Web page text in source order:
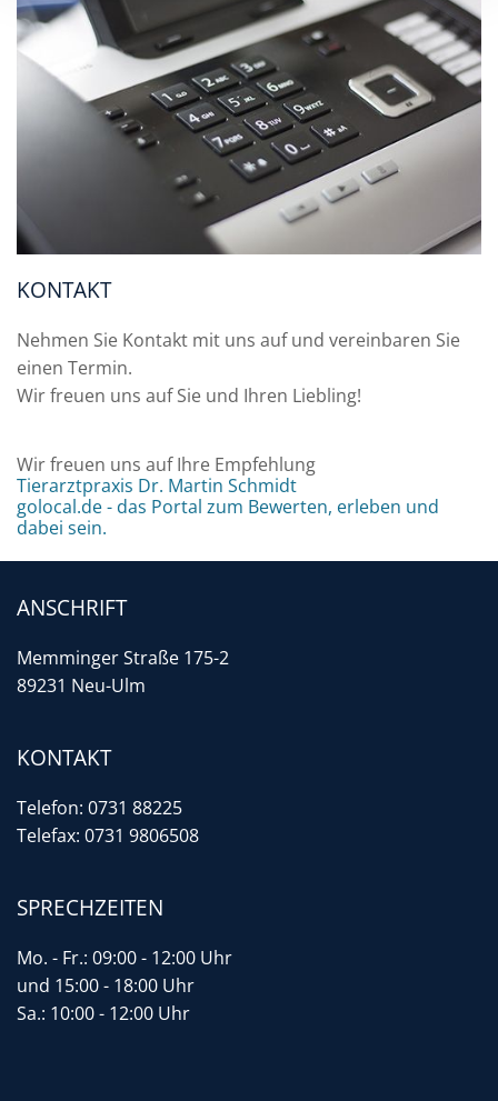
KONTAKT
Nehmen Sie Kontakt mit uns auf und vereinbaren Sie
einen Termin.
Wir freuen uns auf Sie und Ihren Liebling!
Wir freuen uns auf Ihre Empfehlung
Tierarztpraxis Dr. Martin Schmidt
golocal.de - das Portal zum Bewerten, erleben und
dabei sein.
ANSCHRIFT
Memminger Straße 175-2
89231 Neu-Ulm
KONTAKT
Telefon: 0731 88225
Telefax: 0731 9806508
SPRECHZEITEN
Mo. - Fr.: 09:00 - 12:00 Uhr
und 15:00 - 18:00 Uhr
Sa.: 10:00 - 12:00 Uhr